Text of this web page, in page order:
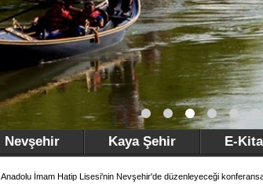
Nevşehir Kaya Şehir E-
İmam Hatip Lisesi'nin Nevşehir'de düzenleyeceği